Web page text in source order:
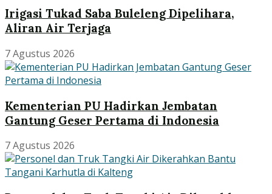
Irigasi Tukad Saba Buleleng Dipelihara,
Aliran Air Terjaga
7 Agustus 2026
Kementerian PU Hadirkan Jembatan
Gantung Geser Pertama di Indonesia
7 Agustus 2026